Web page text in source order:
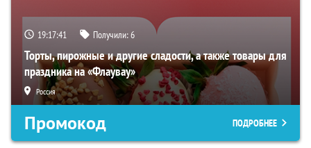
19:17:41 Получили:6
Торты, пирожные и другие сладости, а также товары для
праздника на «Флаувау»
Россия
Промокод ПОДРОБНЕЕ